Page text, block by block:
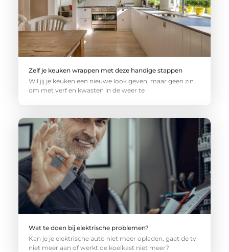
Zelf je keuken wrappen met deze handige stappen
Wil jij je keuken een nieuwe look geven, maar geen zin
om met verf en kwasten in de weer te
Wat te doen bij elektrische problemen?
Kan je je elektrische auto niet meer opladen, gaat de tv
niet meer aan of werkt de koelkast niet meer?